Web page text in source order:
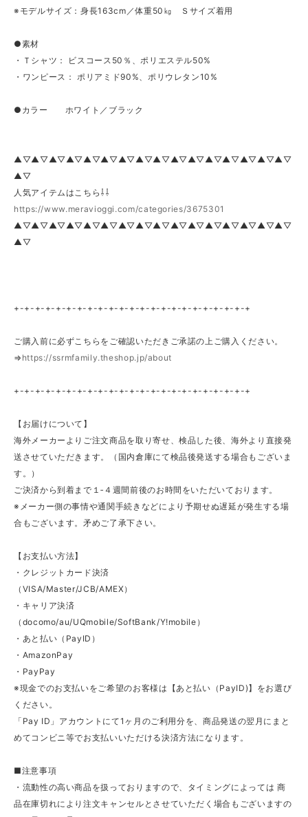
※モデルサイズ：身長163cm／体重50㎏ Ｓサイズ着用
●素材
・Ｔシャツ： ビスコース50％、ポリエステル50%
・ワンピース： ポリアミド90%、ポリウレタン10%
●カラー ホワイト／ブラック
▲▽▲▽▲▽▲▽▲▽▲▽▲▽▲▽▲▽▲▽▲▽▲▽▲▽▲▽▲▽▲▽
▲▽
人気アイテムはこちら⇩⇩
https://www.meravioggi.com/categories/3675301
▲▽▲▽▲▽▲▽▲▽▲▽▲▽▲▽▲▽▲▽▲▽▲▽▲▽▲▽▲▽▲▽
▲▽
+-+-+-+-+-+-+-+-+-+-+-+-+-+-+-+-+-+-+-+-+-+-+
ご購入前に必ずこちらをご確認いただきご承諾の上ご購入ください。
⇒ https://ssrmfamily.theshop.jp/about
+-+-+-+-+-+-+-+-+-+-+-+-+-+-+-+-+-+-+-+-+-+-+
【お届けについて】
海外メーカーよりご注文商品を取り寄せ、検品した後、海外より直接発
送させていただきます。（国内倉庫にて検品後発送する場合もございま
す。）
ご決済から到着まで１‐４週間前後のお時間をいただいております。
※メーカー側の事情や通関手続きなどにより予期せぬ遅延が発生する場
合もございます。矛めご了承下さい。
【お支払い方法】
・クレジットカード決済
（VISA/Master/JCB/AMEX）
・キャリア決済
（docomo/au/UQmobile/SoftBank/Y!mobile）
・あと払い（PayID）
・AmazonPay
・PayPay
※現金でのお支払いをご希望のお客様は【あと払い（PayID)】をお選び
ください。
「Pay ID」アカウントにて1ヶ月のご利用分を、商品発送の翌月にまと
めてコンビニ等でお支払いいただける決済方法になります。
■注意事項
・流動性の高い商品を扱っておりますので、タイミングによっては 商
品在庫切れにより注文キャンセルとさせていただく場合もございますの